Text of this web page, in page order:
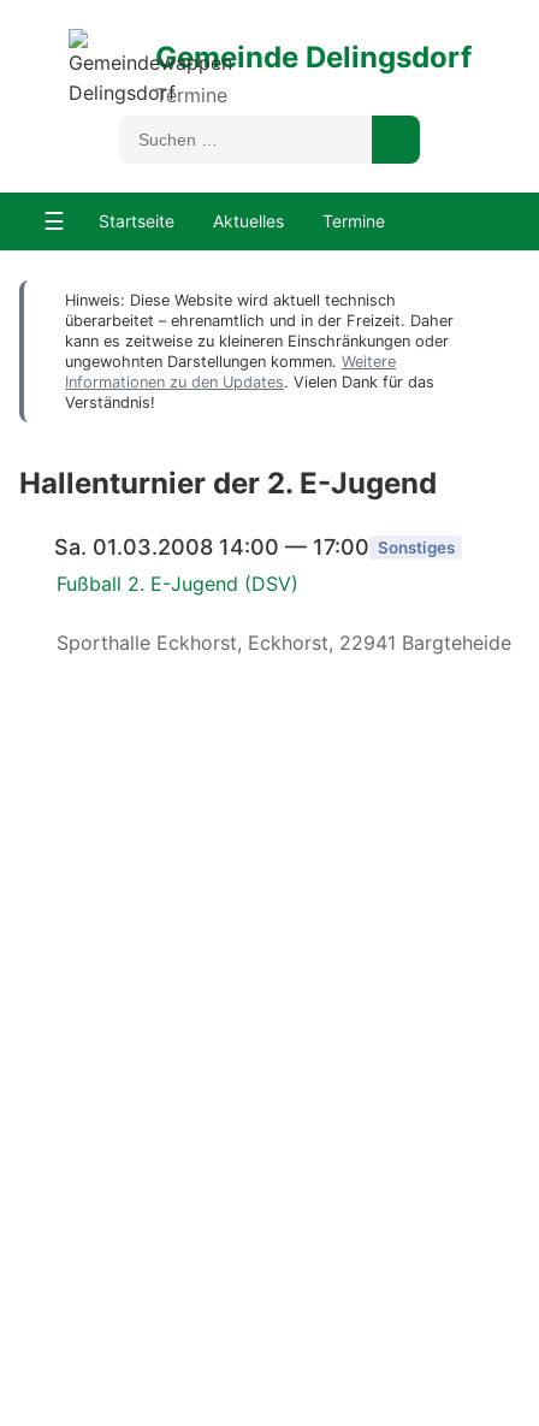
Gemeinde Delingsdorf
Termine
☰ Startseite Aktuelles Termine
Hinweis: Diese Website wird aktuell technisch
überarbeitet – ehrenamtlich und in der Freizeit. Daher
kann es zeitweise zu kleineren Einschränkungen oder
ungewohnten Darstellungen kommen. Weitere
Informationen zu den Updates. Vielen Dank für das
Verständnis!
Hallenturnier der 2. E-Jugend
Sa. 01.03.2008 14:00 — 17:00 Sonstiges
Fußball 2. E-Jugend (DSV)
Sporthalle Eckhorst, Eckhorst, 22941 Bargteheide